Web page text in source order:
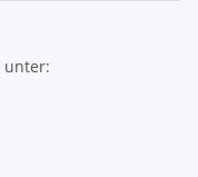
unter: